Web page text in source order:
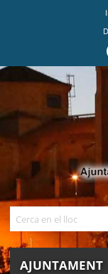
AJUNTAMENT